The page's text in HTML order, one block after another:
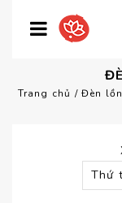
Trang chủ / Đèn
Thứ